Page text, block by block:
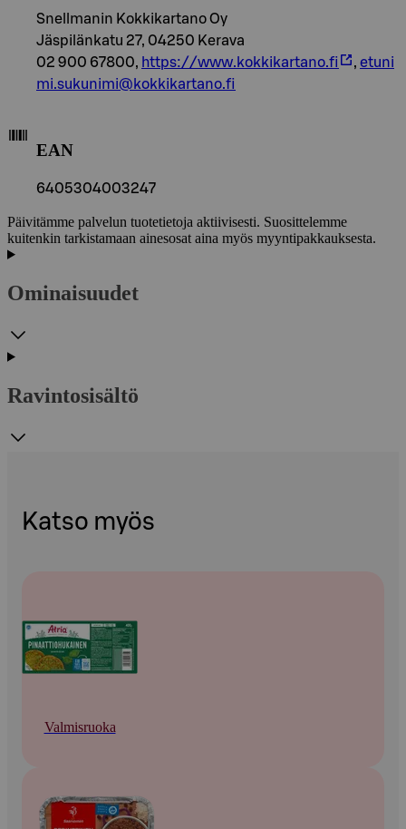
Snellmanin Kokkikartano Oy
Jäspilänkatu 27, 04250 Kerava
02 900 67800, https://www.kokkikartano.fi , etuni
mi.sukunimi@kokkikartano.fi
EAN
6405304003247
Päivitämme palvelun tuotetietoja aktiivisesti. Suosittelemme
kuitenkin tarkistamaan ainesosat aina myös myyntipakkauksesta.
Ominaisuudet
Ravintosisältö
Katso myös
Valmisruoka